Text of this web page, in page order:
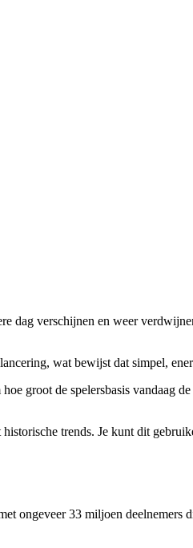
dag verschijnen en weer
wat bewijst dat simpel,
groot de spelersbasis vandaag
trends. Je kunt dit
ongeveer 33 miljoen